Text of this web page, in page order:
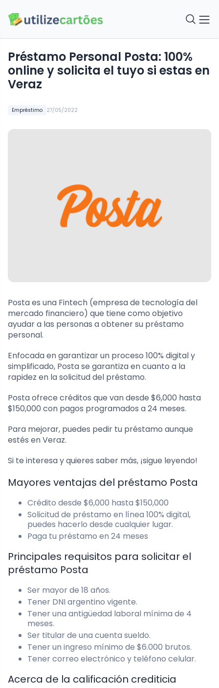
Empréstimo 27/05/2022
Préstamo Personal Posta: 100%
online y solicita el tuyo si estas en
Veraz
Posta es una Fintech (empresa de tecnología del
mercado financiero) que tiene como objetivo
ayudar a las personas a obtener su préstamo
personal.
Enfocada en garantizar un proceso 100% digital y
simplificado, Posta se garantiza en cuanto a la
rapidez en la solicitud del préstamo.
Posta ofrece créditos que van desde $6,000 hasta
$150,000 con pagos programados a 24 meses.
Para mejorar, puedes pedir tu préstamo aunque
estés en Veraz.
Si te interesa y quieres saber más, ¡sigue leyendo!
Mayores ventajas del préstamo Posta
Crédito desde $6,000 hasta $150,000
Solicitud de préstamo en línea 100% digital,
puedes hacerlo desde cualquier lugar.
Paga tu préstamo en 24 meses
Principales requisitos para solicitar el
préstamo Posta
Ser mayor de 18 años.
Tener DNI argentino vigente.
Tener una antigüedad laboral mínima de 4
meses.
Ser titular de una cuenta sueldo.
Tener un ingreso mínimo de $6.000 brutos.
Tener correo electrónico y teléfono celular.
Acerca de la calificación crediticia